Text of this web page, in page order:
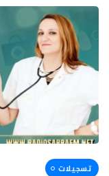
تسجيلات